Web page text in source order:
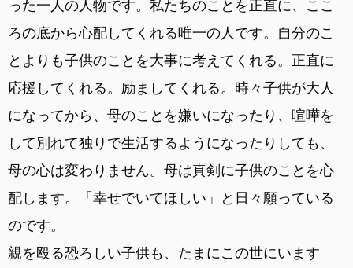
った一人の人物です。私たちのことを正直に、ここ
ろの底から心配してくれる唯一の人です。自分のこ
とよりも子供のことを大事に考えてくれる。正直に
応援してくれる。励ましてくれる。時々子供が大人
になってから、母のことを嫌いになったり、喧嘩を
して別れて独りで生活するようになったりしても、
母の心は変わりません。母は真剣に子供のことを心
配します。「幸せでいてほしい」と日々願っている
のです。
親を殴る恐ろしい子供も、たまにこの世にいます